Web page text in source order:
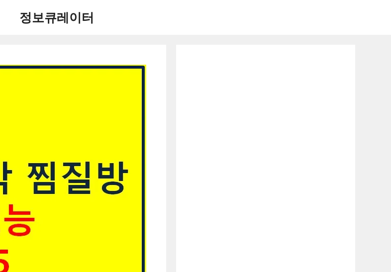
정보큐레이터